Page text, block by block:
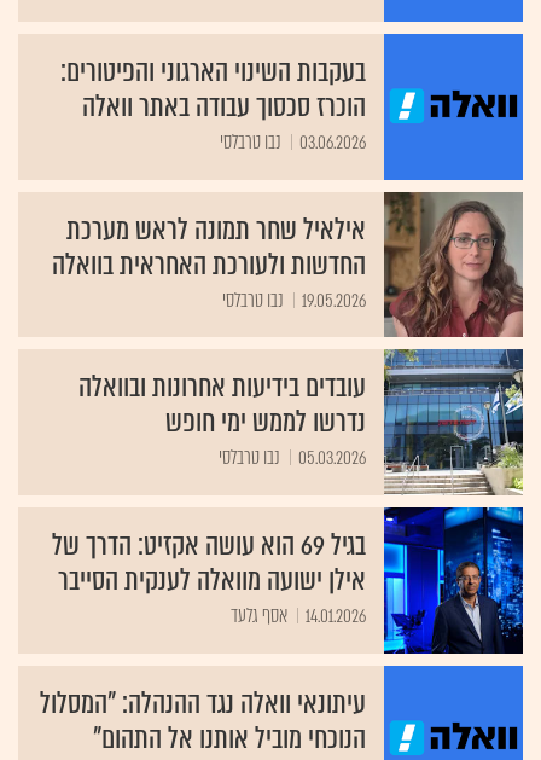
בעקבות השינוי הארגוני והפיטורים:
הוכרז סכסוך עבודה באתר וואלה
03.06.2026 נבו טרבלסי
אילאיל שחר תמונה לראש מערכת
החדשות ולעורכת האחראית בוואלה
19.05.2026 נבו טרבלסי
עובדים בידיעות אחרונות ובוואלה
נדרשו לממש ימי חופש
05.03.2026 נבו טרבלסי
בגיל 69 הוא עושה אקזיט: הדרך של
אילן ישועה מוואלה לענקית הסייבר
14.01.2026 אסף גלעד
עיתונאי וואלה נגד ההנהלה: "המסלול
הנוכחי מוביל אותנו אל התהום"